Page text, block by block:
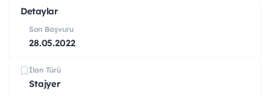
Detaylar
Son Başvuru
28.05.2022
İlan Türü
Stajyer